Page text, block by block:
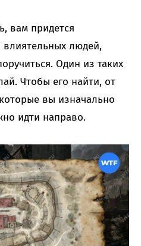
вам придется
влиятельных людей,
Один из таких
Чтобы его найти, от
вы изначально
идти направо.